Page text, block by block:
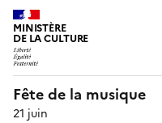
MINISTÈRE
DE LA CULTURE
Fête de la musique
21 juin